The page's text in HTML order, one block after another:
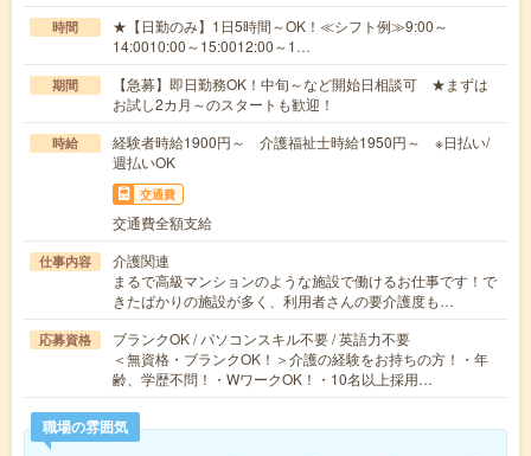
時間
★【日勤のみ】1日5時間～OK！≪シフト例≫9:00～
14:0010:00～15:0012:00～1…
期間
【急募】即日勤務OK！中旬～など開始日相談可 ★まずは
お試し2カ月～のスタートも歓迎！
時給
経験者時給1900円～ 介護福祉士時給1950円～ ※日払い/
週払いOK
交通費
交通費全額支給
仕事内容
介護関連
まるで高級マンションのような施設で働けるお仕事です！で
きたばかりの施設が多く、利用者さんの要介護度も…
応募資格
ブランクOK / パソコンスキル不要 / 英語力不要
＜無資格・ブランクOK！＞介護の経験をお持ちの方！・年
齢、学歴不問！・WワークOK！・10名以上採用…
職場の雰囲気